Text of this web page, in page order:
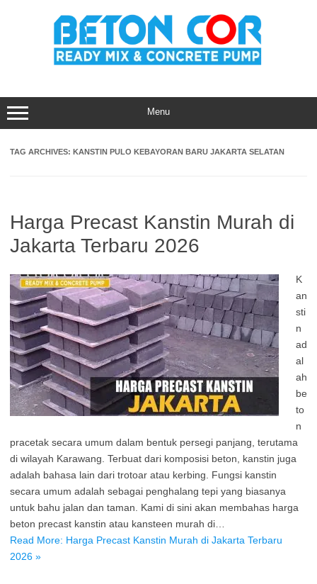
Menu
TAG ARCHIVES: KANSTIN PULO KEBAYORAN BARU JAKARTA SELATAN
Harga Precast Kanstin Murah di
Jakarta Terbaru 2026
K
an
sti
n
ad
al
ah
be
to
n
pracetak secara umum dalam bentuk persegi panjang, terutama
di wilayah Karawang. Terbuat dari komposisi beton, kanstin juga
adalah bahasa lain dari trotoar atau kerbing. Fungsi kanstin
secara umum adalah sebagai penghalang tepi yang biasanya
untuk bahu jalan dan taman. Kami di sini akan membahas harga
beton precast kanstin atau kansteen murah di…
Read More: Harga Precast Kanstin Murah di Jakarta Terbaru
2026 »